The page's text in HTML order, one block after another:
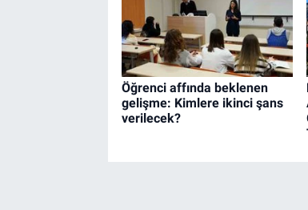
Öğrenci affında beklenen
gelişme: Kimlere ikinci şans
verilecek?